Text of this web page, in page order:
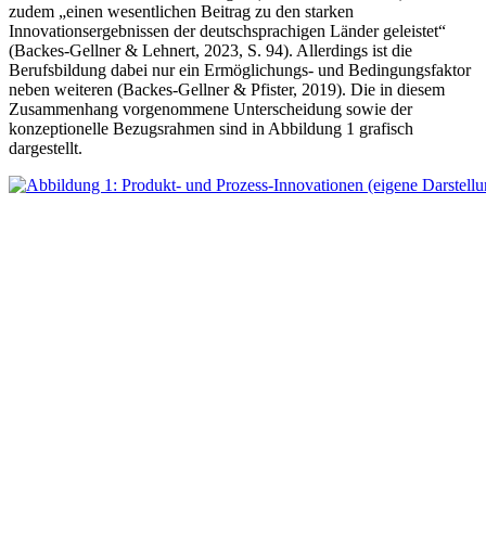
zudem „einen wesentlichen Beitrag zu den starken
Innovationsergebnissen der deutschsprachigen Länder geleistet“
(Backes-Gellner & Lehnert, 2023, S. 94). Allerdings ist die
Berufsbildung dabei nur ein Ermöglichungs- und Bedingungsfaktor
neben weiteren (Backes-Gellner & Pfister, 2019). Die in diesem
Zusammenhang vorgenommene Unterscheidung sowie der
konzeptionelle Bezugsrahmen sind in Abbildung 1 grafisch
dargestellt.